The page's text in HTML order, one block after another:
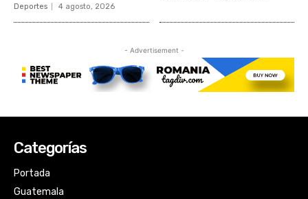
Categorías
Portada
Guatemala